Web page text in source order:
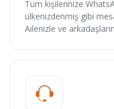
Tüm kişilerinize
ülkenizdenmiş gibi
Ailenizle ve